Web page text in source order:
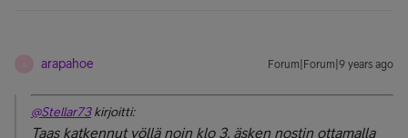
arapahoe Forum|Forum|9 years ago
@Stellar73kirjoitti:
Taas katkennut yöllä noin klo 3, äsken nostin ottamalla